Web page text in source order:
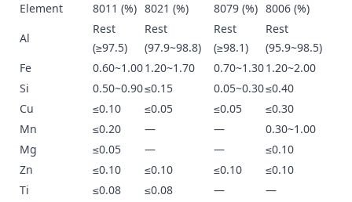
Element
8011 (%) 8021 (%) 8079 (%) 8006 (%)
Al
Rest
(≥97.5)
Rest
(97.9~98.8)
Rest
(≥98.1)
Rest
(95.9~98.5)
Fe
0.60~1.001.20~1.70 0.70~1.301.20~2.00
Si
0.50~0.90≤0.15 0.05~0.30≤0.40
Cu
≤0.10 ≤0.05 ≤0.05
≤0.30
Mn
≤0.20 — —
0.30~1.00
Mg
≤0.05 — —
≤0.10
Zn
≤0.10 ≤0.10 ≤0.10
≤0.10
Ti
≤0.08 ≤0.08 —
—